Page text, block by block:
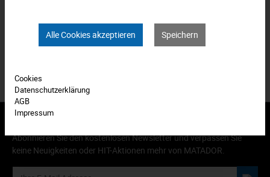
Produkt FAQs
Abonnieren Sie den kostenlosen Newsletter und verpassen Sie
keine Neuigkeiten oder HIT-Aktionen mehr von MATADOR.
Alle Cookies akzeptieren Speichern
Cookies
Datenschutzerklärung
AGB
Impressum